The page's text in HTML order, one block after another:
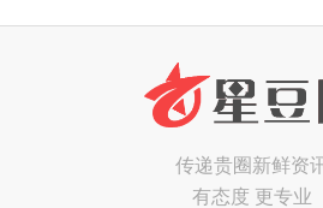
传递贵圈新鲜资
有态度 更专业